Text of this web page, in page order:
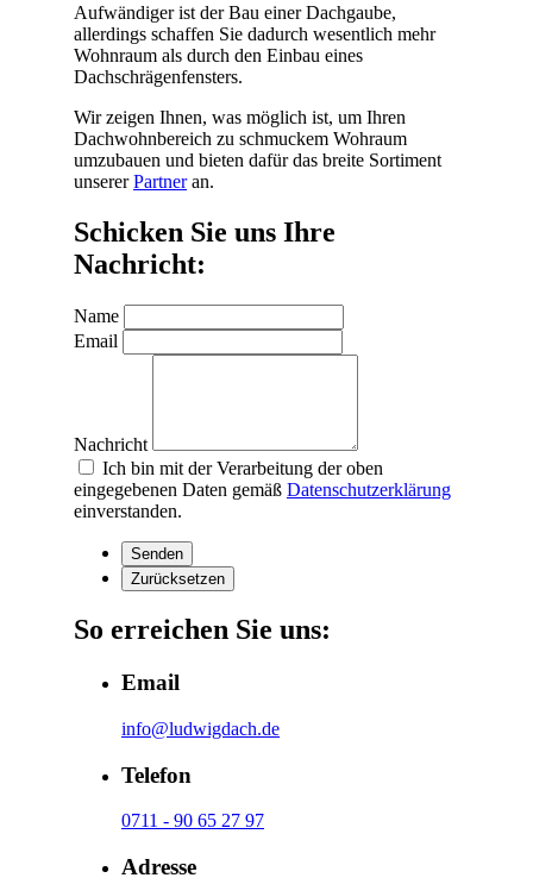
Aufwändiger ist der Bau einer Dachgaube,
allerdings schaffen Sie dadurch wesentlich mehr
Wohnraum als durch den Einbau eines
Dachschrägenfensters.
Wir zeigen Ihnen, was möglich ist, um Ihren
Dachwohnbereich zu schmuckem Wohraum
umzubauen und bieten dafür das breite Sortiment
unsererPartneran.
Schicken Sie uns Ihre
Nachricht:
Name
Email
Nachricht
Ich bin mit der Verarbeitung der oben
eingegebenen Daten gemäß Datenschutzerklärung
einverstanden.
So erreichen Sie uns:
Email
info@ludwigdach.de
Telefon
0711 - 90 65 27 97
Adresse